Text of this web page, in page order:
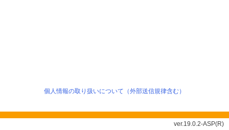
個人情報の取り扱いについて（外部送信規律含む）
ver.19.0.2-ASP(R)